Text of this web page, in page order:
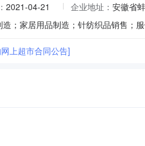
2021-04-21 企业地址： 安徽省
上超市合同公告]